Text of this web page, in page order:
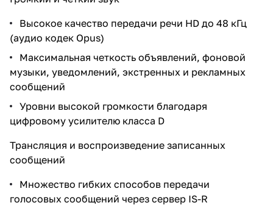
Высокое качество передачи речи HD до 48 кГц
(аудио кодек Opus)
Максимальная четкость объявлений, фоновой
музыки, уведомлений, экстренных и рекламных
сообщений
Уровни высокой громкости благодаря
цифровому усилителю класса D
Трансляция и воспроизведение записанных
сообщений
Множество гибких способов передачи
голосовых сообщений через сервер IS-R